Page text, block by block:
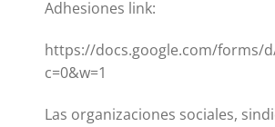
Adhesiones link:
https://docs.google.com/forms/d/
c=0&w=1
Las organizaciones sociales,